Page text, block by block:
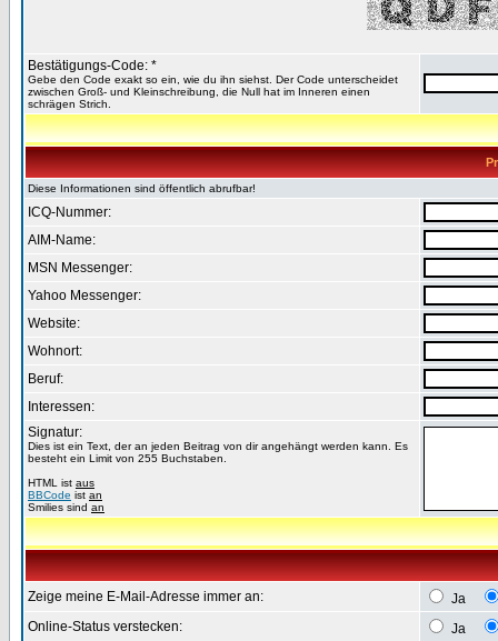
Bestätigungs-Code: *
Gebe den Code exakt so ein, wie du ihn siehst. Der Code unterscheidet
zwischen Groß- und Kleinschreibung, die Null hat im Inneren einen
schrägen Strich.
Diese Informationen sind öffentlich abrufbar!
ICQ-Nummer:
AIM-Name:
MSN Messenger:
Yahoo Messenger:
Website:
Wohnort:
Beruf:
Interessen:
Signatur:
Dies ist ein Text, der an jeden Beitrag von dir angehängt werden kann. Es
besteht ein Limit von 255 Buchstaben.
HTML ist aus
BBCode ist an
Smilies sind an
Zeige meine E-Mail-Adresse immer an:
Ja
Online-Status verstecken:
Ja